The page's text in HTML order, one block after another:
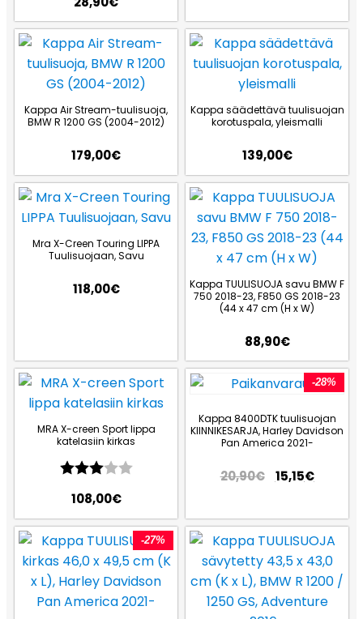
Kappa Air Stream-tuulisuoja,
BMW R 1200 GS (2004-2012)
179,00€
Kappa säädettävä tuulisuojan
korotuspala, yleismalli
139,00€
Mra X-Creen Touring LIPPA
Tuulisuojaan, Savu
118,00€
Kappa TUULISUOJA savu BMW F
750 2018-23, F850 GS 2018-23
(44 x 47 cm (H x W)
88,90€
MRA X-creen Sport lippa
katelasiin kirkas
Arvio: 3.0 5:sta tähdestä
108,00€
-28%
Kappa 8400DTK tuulisuojan
KIINNIKESARJA, Harley Davidson
Pan America 2021-
20,90€ 15,15€
-27%